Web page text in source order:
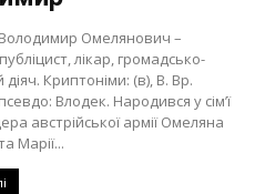
Омелянович –
лікар, громадсько-
діяч. Криптоніми: (в), В. Вр.
Влодек. Народився у сім’ї
австрійської армії Омеляна
Марії...